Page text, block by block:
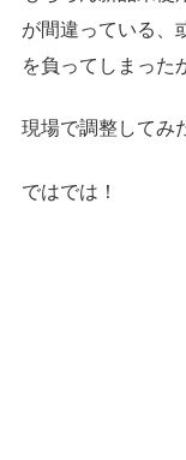
が間違っている、
を負ってしまった
現場で調整してみ
ではでは！